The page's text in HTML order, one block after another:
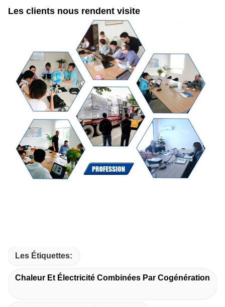
Les clients nous rendent visite
Les Étiquettes:
Chaleur Et Électricité Combinées Par Cogénération